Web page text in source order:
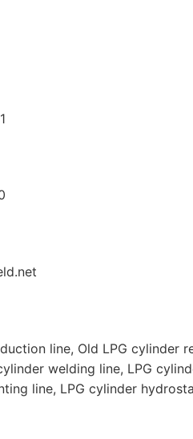
line, Old LPG cylinder
welding line, LPG
line, LPG cylinder